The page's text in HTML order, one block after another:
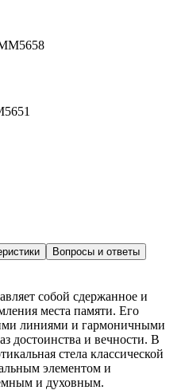
ММ5658
Вопросы и ответы
собой сдержанное и
места памяти. Его
линиями и гармоничными
достоинства и вечности. В
стела классической
элементом и
и духовным.